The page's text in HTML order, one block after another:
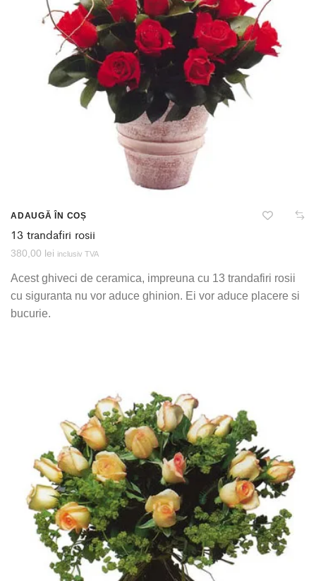
ADAUGĂ ÎN COȘ
13 trandafiri rosii
380,00 lei inclusiv TVA
Acest ghiveci de ceramica, impreuna cu 13 trandafiri rosii
cu siguranta nu vor aduce ghinion. Ei vor aduce placere si
bucurie.